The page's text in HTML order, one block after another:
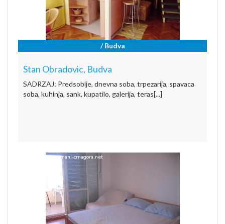
/ Budva
Stan Obradovic, Budva
SADRZAJ: Predsoblje, dnevna soba, trpezarija, spavaca
soba, kuhinja, sank, kupatilo, galerija, teras[...]